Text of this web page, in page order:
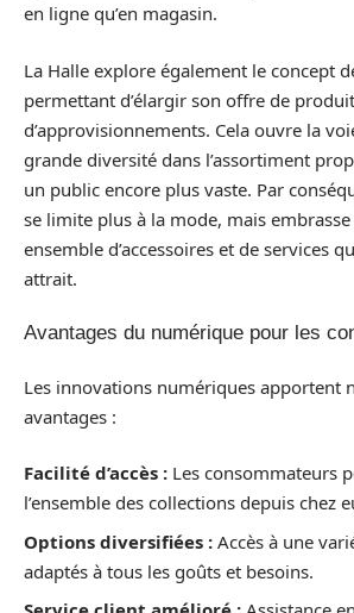
en ligne qu’en magasin.
La Halle explore également le concept
permettant d’élargir son offre de
d’approvisionnements. Cela ouvre la
grande diversité dans l’assortiment
un public encore plus vaste. Par
se limite plus à la mode, mais
ensemble d’accessoires et de services
attrait.
Avantages du numérique pour les
Les innovations numériques apportent
avantages :
Facilité d’accès : Les consommateurs
l’ensemble des collections depuis chez
Options diversifiées : Accès à une
adaptés à tous les goûts et besoins.